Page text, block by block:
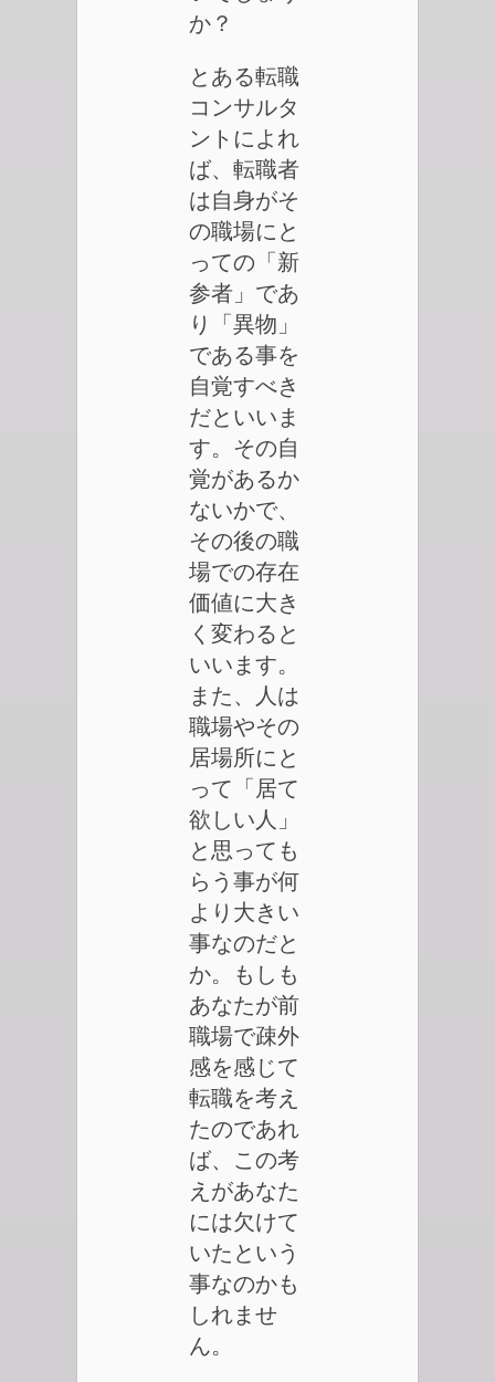
か？
とある転職
コンサルタ
ントによれ
ば、転職者
は自身がそ
の職場にと
っての「新
参者」であ
り「異物」
である事を
自覚すべき
だといいま
す。その自
覚があるか
ないかで、
その後の職
場での存在
価値に大き
く変わると
いいます。
また、人は
職場やその
居場所にと
って「居て
欲しい人」
と思っても
らう事が何
より大きい
事なのだと
か。もしも
あなたが前
職場で疎外
感を感じて
転職を考え
たのであれ
ば、この考
えがあなた
には欠けて
いたという
事なのかも
しれませ
ん。